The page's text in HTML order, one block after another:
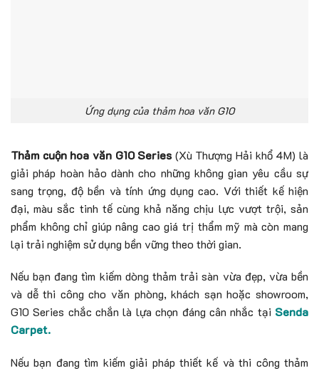
Ứng dụng của thảm hoa văn G10
Thảm cuộn hoa văn G10 Series(Xù Thượng Hải khổ 4M) là
giải pháp hoàn hảo dành cho những không gian yêu cầu sự
sang trọng, độ bền và tính ứng dụng cao. Với thiết kế hiện
đại, màu sắc tinh tế cùng khả năng chịu lực vượt trội, sản
phẩm không chỉ giúp nâng cao giá trị thẩm mỹ mà còn mang
lại trải nghiệm sử dụng bền vững theo thời gian.
Nếu bạn đang tìm kiếm dòng thảm trải sàn vừa đẹp, vừa bền
và dễ thi công cho văn phòng, khách sạn hoặc showroom,
G10 Series chắc chắn là lựa chọn đáng cân nhắc tại Senda
Carpet.
Nếu bạn đang tìm kiếm giải pháp thiết kế và thi công thảm